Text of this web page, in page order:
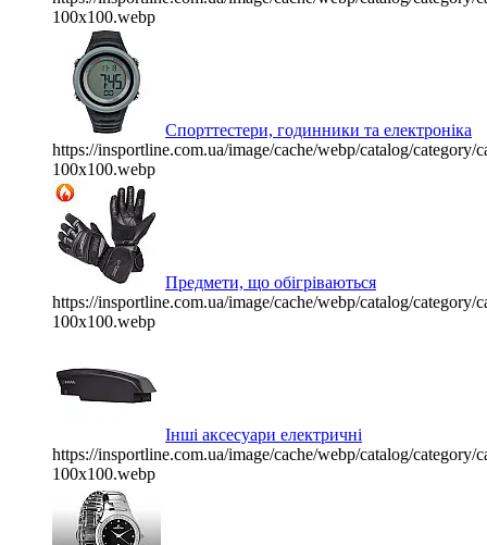
100x100.webp
Спорттестери, годинники та електроніка
https://insportline.com.ua/image/cache/webp/catalog/category/
100x100.webp
Предмети, що обігріваються
https://insportline.com.ua/image/cache/webp/catalog/category/
100x100.webp
Інші аксесуари електричні
https://insportline.com.ua/image/cache/webp/catalog/category/
100x100.webp